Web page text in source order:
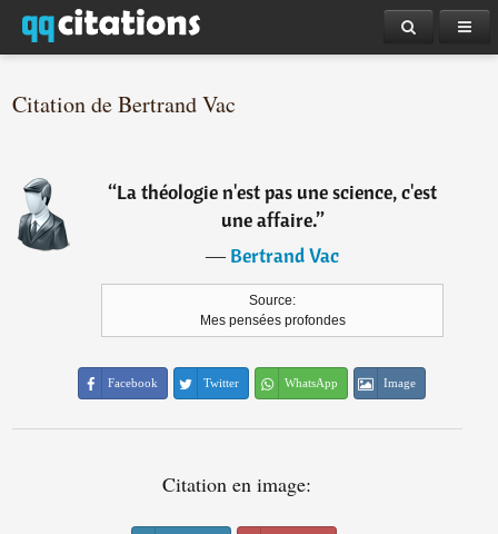
Citation de Bertrand Vac
“La théologie n'est pas une science, c'est
une affaire.”
―Bertrand Vac
Source:
Mes pensées profondes
Facebook Twitter WhatsApp Image
Citation en image: